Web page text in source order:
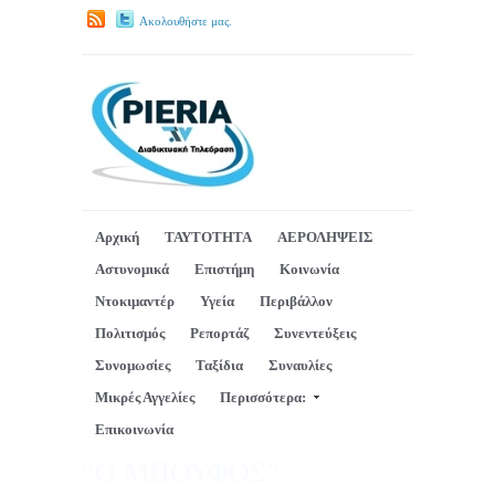
Ακολουθήστε μας.
Αρχική ΤΑΥΤΟΤΗΤΑ
ΑΕΡΟΛΗΨΕΙΣ
Αστυνομικά
Επιστήμη
Κοινωνία
Ντοκιμαντέρ
Υγεία
Περιβάλλον
Πολιτισμός
Ρεπορτάζ
Συνεντεύξεις
Συνομωσίες
Ταξίδια
Συναυλίες
Μικρές Αγγελίες
Περισσότερα:
Επικοινωνία